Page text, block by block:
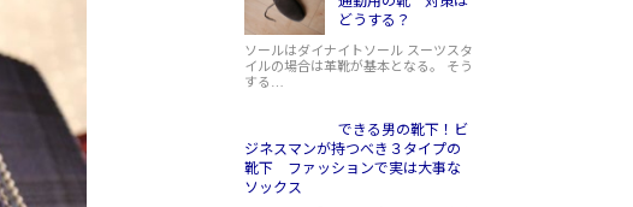
どうする？
ソールはダイナイトソール スーツスタ
イルの場合は革靴が基本となる。 そう
する…
できる男の靴下！ビ
ジネスマンが持つべき３タイプの
靴下 ファッションで実は大事な
ソックス